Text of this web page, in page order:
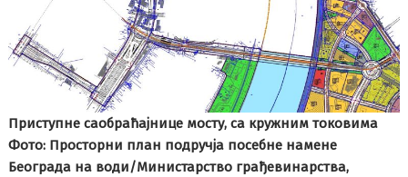
Приступне саобраћајнице мосту, са кружним токовима
Фото: Просторни план подручја посебне намене
Београда на води/Министарство грађевинарства,